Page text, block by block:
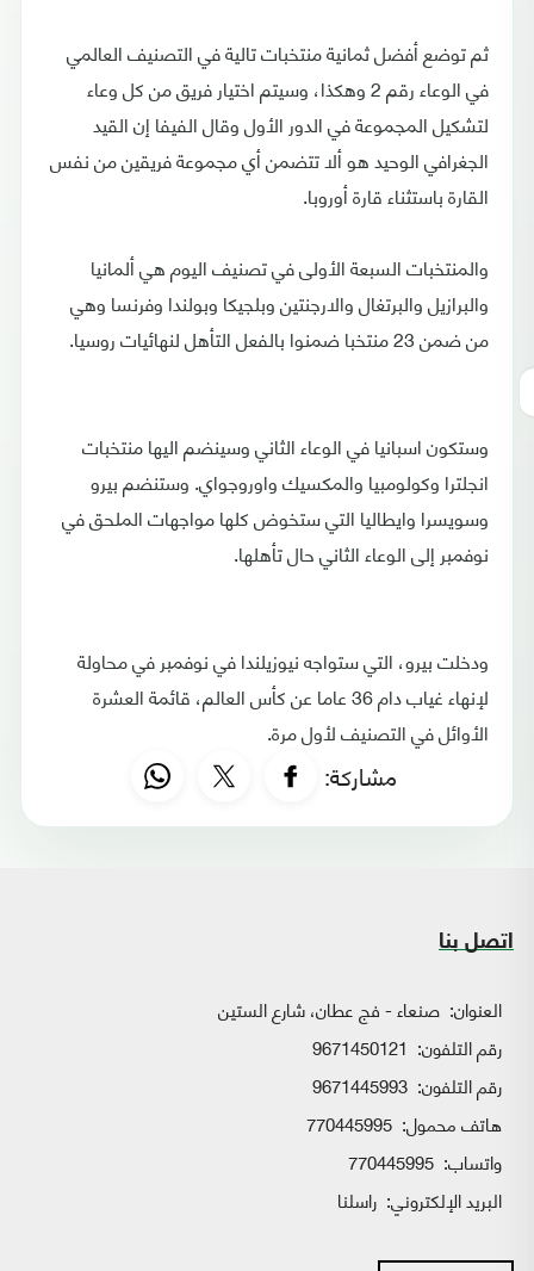
ثم توضع أفضل ثمانية منتخبات تالية في التصنيف العالمي
في الوعاء رقم 2 وهكذا، وسيتم اختيار فريق من كل وعاء
لتشكيل المجموعة في الدور الأول وقال الفيفا إن القيد
الجغرافي الوحيد هو ألا تتضمن أي مجموعة فريقين من نفس
القارة باستثناء قارة أوروبا.
والمنتخبات السبعة الأولى في تصنيف اليوم هي ألمانيا
والبرازيل والبرتغال والارجنتين وبلجيكا وبولندا وفرنسا وهي
من ضمن 23 منتخبا ضمنوا بالفعل التأهل لنهائيات روسيا.
وستكون اسبانيا في الوعاء الثاني وسينضم اليها منتخبات
انجلترا وكولومبيا والمكسيك واوروجواي. وستنضم بيرو
وسويسرا وايطاليا التي ستخوض كلها مواجهات الملحق في
نوفمبر إلى الوعاء الثاني حال تأهلها.
ودخلت بيرو، التي ستواجه نيوزيلندا في نوفمبر في محاولة
لإنهاء غياب دام 36 عاما عن كأس العالم، قائمة العشرة
الأوائل في التصنيف لأول مرة.
مشاركة:
اتصل بنا
العنوان: صنعاء - فج عطان، شارع الستين
رقم التلفون: 9671450121
رقم التلفون: 9671445993
هاتف محمول: 770445995
واتساب:
البريد الإلكتروني: راسلنا